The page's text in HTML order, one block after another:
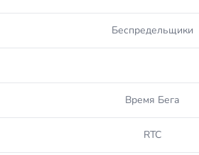
Беспредельщики
Время Бега
RTC